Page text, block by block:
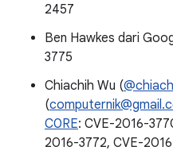
2457
Ben Hawkes dari
3775
Chiachih Wu (
(
C0RE: CVE-2016-
2016-3772, CVE-